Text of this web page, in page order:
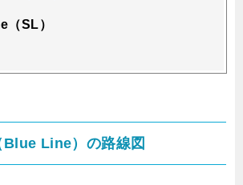
SL）
Blue Line）の路線図